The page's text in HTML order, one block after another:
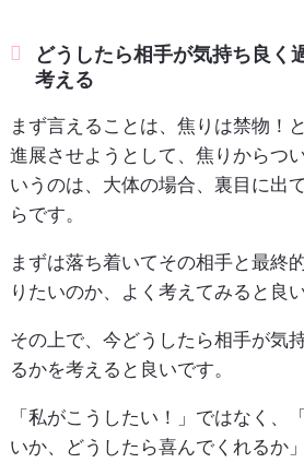
どうしたら相手が気持ち良く
考える
まず言えることは、焦りは禁物！
進展させようとして、焦りからつ
いうのは、大体の場合、裏目に出
らです。
まずは落ち着いてその相手と最終
りたいのか、よく考えてみると良
その上で、今どうしたら相手が気
るかを考えると良いです。
「私がこうしたい！」ではなく、
いか、どうしたら喜んでくれるか